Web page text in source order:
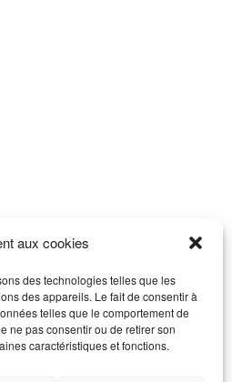
aux cookies
des technologies telles que les
des appareils. Le fait de consentir à
telles que le comportement de
ne pas consentir ou de retirer son
caractéristiques et fonctions.